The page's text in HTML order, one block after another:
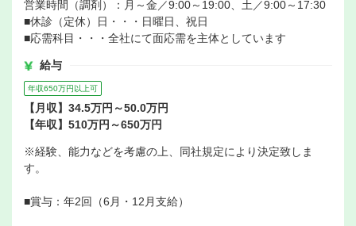
営業時間（調剤）：月～金／9:00～19:00、土／9:00～17:30
■休診（定休）日・・・日曜日、祝日
■応需科目・・・全社にて面応需を主体としています
給与
年収650万円以上可
【月収】34.5万円～50.0万円
【年収】510万円～650万円
※経験、能力などを考慮の上、同社規定により決定致しま
す。
■賞与：年2回（6月・12月支給）